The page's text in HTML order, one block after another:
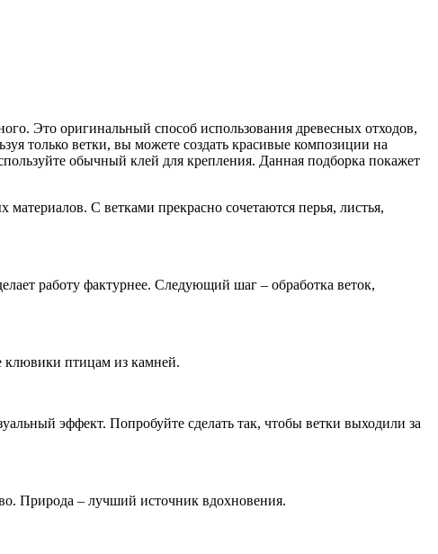
Это оригинальный способ использования древесных отходов,
только ветки, вы можете создать красивые композиции на
обычный клей для крепления. Данная подборка покажет
С ветками прекрасно сочетаются перья, листья,
работу фактурнее. Следующий шаг – обработка веток,
птицам из камней.
эффект. Попробуйте сделать так, чтобы ветки выходили за
Природа – лучший источник вдохновения.